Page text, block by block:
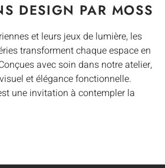
DESIGN PAR MOSS
et leurs jeux de lumière, les
transforment chaque espace en
avec soin dans notre atelier,
et élégance fonctionnelle.
une invitation à contempler la